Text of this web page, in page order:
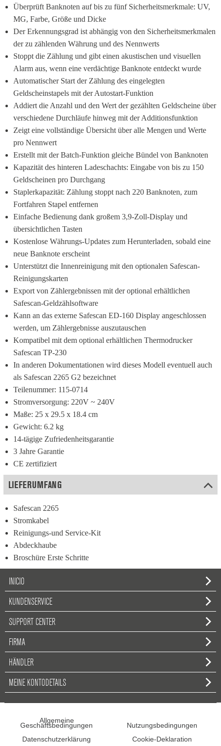
Überprüft Banknoten auf bis zu fünf Sicherheitsmerkmale: UV,
MG, Farbe, Größe und Dicke
Der Erkennungsgrad ist abhängig von den Sicherheitsmerkmalen
der zu zählenden Währung und des Nennwerts
Stoppt die Zählung und gibt einen akustischen und visuellen
Alarm aus, wenn eine verdächtige Banknote entdeckt wurde
Automatischer Start der Zählung des eingelegten
Geldscheinstapels mit der Autostart-Funktion
Addiert die Anzahl und den Wert der gezählten Geldscheine über
verschiedene Durchläufe hinweg mit der Additionsfunktion
Zeigt eine vollständige Übersicht über alle Mengen und Werte
pro Nennwert
Erstellt mit der Batch-Funktion gleiche Bündel von Banknoten
Kapazität des hinteren Ladeschachts: Eingabe von bis zu 150
Geldscheinen pro Durchgang
Staplerkapazität: Zählung stoppt nach 220 Banknoten, zum
Fortfahren Stapel entfernen
Einfache Bedienung dank großem 3,9-Zoll-Display und
übersichtlichen Tasten
Kostenlose Währungs-Updates zum Herunterladen, sobald eine
neue Banknote erscheint
Unterstützt die Innenreinigung mit den optionalen Safescan-
Reinigungskarten
Export von Zählergebnissen mit der optional erhältlichen
Safescan-Geldzählsoftware
Kann an das externe Safescan ED-160 Display angeschlossen
werden, um Zählergebnisse auszutauschen
Kompatibel mit dem optional erhältlichen Thermodrucker
Safescan TP-230
In anderen Dokumentationen wird dieses Modell eventuell auch
als Safescan 2265 G2 bezeichnet
Teilenummer: 115-0714
Stromversorgung: 220V ~ 240V
Maße: 25 x 29.5 x 18.4 cm
Gewicht: 6.2 kg
14-tägige Zufriedenheitsgarantie
3 Jahre Garantie
CE zertifiziert
LIEFERUMFANG
Safescan 2265
Stromkabel
Reinigungs-und Service-Kit
Abdeckhaube
Broschüre Erste Schritte
INICIO
KUNDENSERVICE
SUPPORT CENTER
FIRMA
HÄNDLER
MEINE KONTODETAILS
Allgemeine
Geschäftsbedingungen
Nutzungsbedingungen
Datenschutzerklärung
Cookie-Deklaration